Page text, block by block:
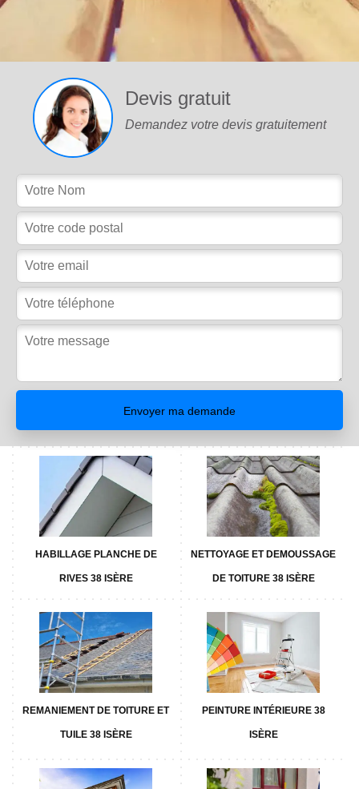
Devis gratuit
Demandez votre devis gratuitement
HABILLAGE PLANCHE DE
RIVES 38 ISÈRE
NETTOYAGE ET DEMOUSSAGE
DE TOITURE 38 ISÈRE
REMANIEMENT DE TOITURE ET
TUILE 38 ISÈRE
PEINTURE INTÉRIEURE 38
ISÈRE